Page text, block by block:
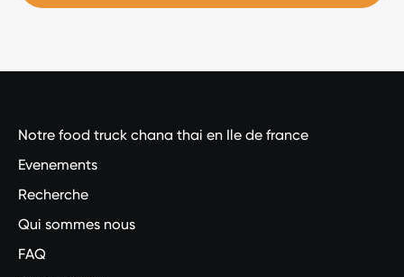
Notre food truck chana thai en Ile de france
Evenements
Recherche
Qui sommes nous
FAQ